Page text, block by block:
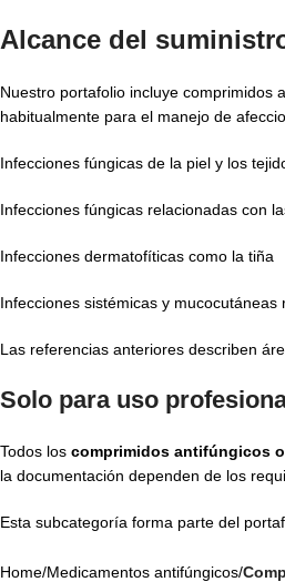
Alcance del
Nuestro portafolio incluye comprimidos
habitualmente para el manejo de
Infecciones fúngicas de la piel y los
Infecciones fúngicas relacionadas con
Infecciones dermatofíticas como la tiña
Infecciones sistémicas y
Las referencias anteriores describen
Solo para uso
Todos los comprimidos antifúngicos
la documentación dependen de los
Esta subcategoría forma parte del
Home/Medicamentos antifúngicos/